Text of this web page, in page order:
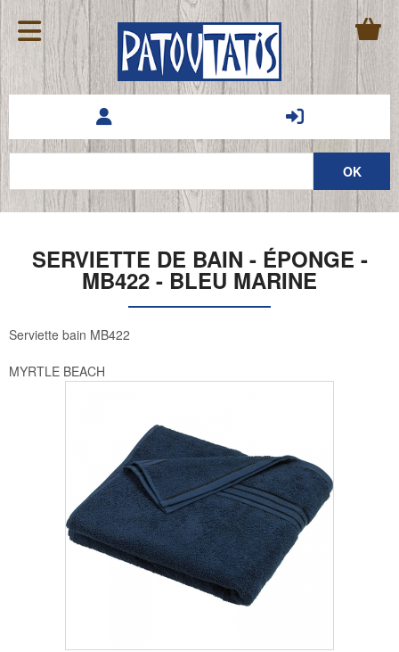
SERVIETTE DE BAIN - ÉPONGE -
MB422 - BLEU MARINE
Serviette bain MB422
MYRTLE BEACH